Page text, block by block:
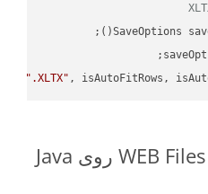
SaveOptions
".XLTX" , isAutoFitRows,
تبدیل ساده WEB Files to XLTX روی Java